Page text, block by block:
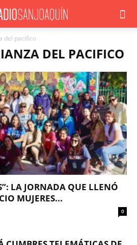
del pacifico
DEL PACIFICO
LA JORNADA QUE LLENÓ
MUJERES...
0